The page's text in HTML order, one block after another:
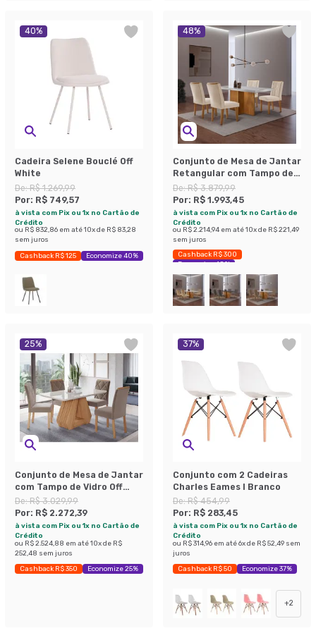
40%
Cadeira Selene Bouclé Off
White
De:R$ 1.269,99
Por: R$ 749,57
à vista com Pix ou 1x no Cartão de
Crédito
ou R$ 832,86 em até10x de R$ 83,28
sem juros
Cashback R$ 125 Economize 40%
48%
Conjunto de Mesa de Jantar
Retangular com Tampo de
Vidro Off White Berlim e 4
Cadeiras Alegra Veludo
Creme e Imbuia
De:R$ 3.879,99
Por: R$ 1.993,45
à vista com Pix ou 1x no Cartão de
Crédito
ou R$ 2.214,94 em até10x de R$ 221,49
sem juros
Cashback R$ 300
Economize 48%
25%
Conjunto de Mesa de Jantar
com Tampo de Vidro Off
White Agata e 4 Cadeiras
Fernanda Suede Joli e
Nature
De:R$ 3.029,99
Por: R$ 2.272,39
à vista com Pix ou 1x no Cartão de
Crédito
ou R$ 2.524,88 em até10x de R$
252,48 sem juros
Cashback R$ 350 Economize 25%
37%
Conjunto com 2 Cadeiras
Charles Eames I Branco
De:R$ 454,99
Por: R$ 283,45
à vista com Pix ou 1x no Cartão de
Crédito
ou R$ 314,96 em até6x de R$ 52,49 sem
juros
Cashback R$ 50 Economize 37%
+2